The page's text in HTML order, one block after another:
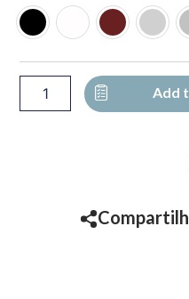
CARRINHO
PARA
DE
CORRER
COM
Add